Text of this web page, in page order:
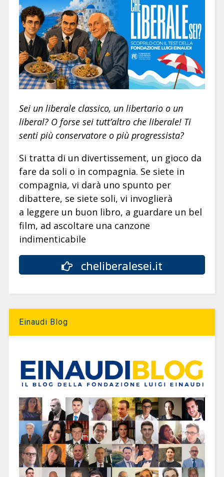
Sei un liberale classico, un libertario o un
liberal? O forse sei tutt’altro che liberale! Ti
senti più conservatore o più progressista?
Si tratta di un divertissement, un gioco da
fare da soli o in compagnia. Se siete in
compagnia, vi darà uno spunto per
dibattere, se siete soli, vi invoglierà
a leggere un buon libro, a guardare un bel
film, ad ascoltare una canzone
indimenticabile
cheliberalesei.it
Einaudi Blog